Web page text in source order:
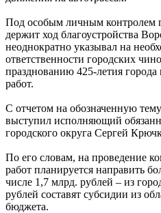
Под особым личным контролем
держит ход благоустройства
неоднократно указывал на
ответственности городских
празднованию 425-летия города
работ.
С отчетом на обозначенную
выступил исполняющий
городского округа Сергей
По его словам, на проведение
работ планируется направить
числе 1,7 млрд. рублей – из
рублей составят субсидии из
бюджета.